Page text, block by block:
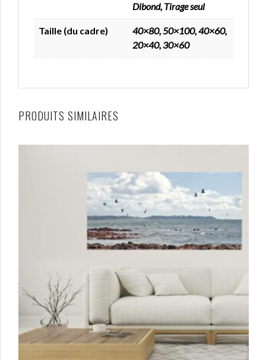
Dibond, Tirage seul
Taille (du cadre)
40×80, 50×100, 40×60,
20×40, 30×60
PRODUITS SIMILAIRES